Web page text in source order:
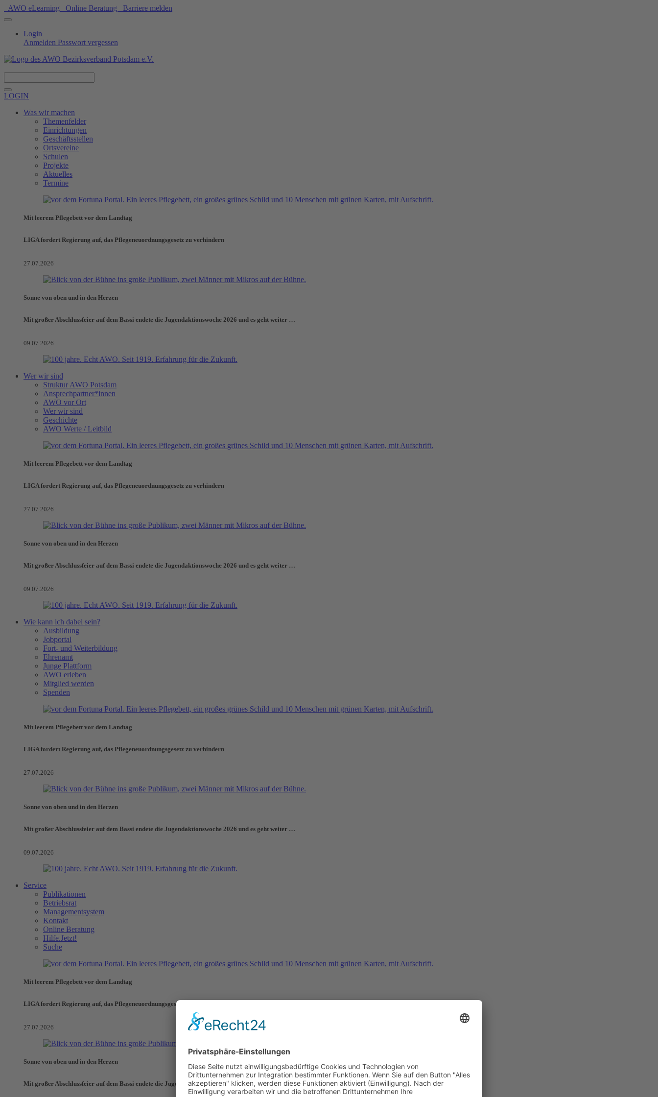
AWO eLearning Online Beratung Barriere melden
Login
Anmelden Passwort vergessen
LOGIN
Was wir machen
Themenfelder
Einrichtungen
Geschäftsstellen
Ortsvereine
Schulen
Projekte
Aktuelles
Termine
Mit leerem Pflegebett vor dem Landtag
LIGA fordert Regierung auf, das Pflegeneuordnungsgesetz zu verhindern
27.07.2026
Sonne von oben und in den Herzen
Mit großer Abschlussfeier auf dem Bassi endete die Jugendaktionswoche 2026 und es geht weiter …
09.07.2026
Wer wir sind
Struktur AWO Potsdam
Ansprechpartner*innen
AWO vor Ort
Wer wir sind
Geschichte
AWO Werte / Leitbild
Mit leerem Pflegebett vor dem Landtag
LIGA fordert Regierung auf, das Pflegeneuordnungsgesetz zu verhindern
27.07.2026
Sonne von oben und in den Herzen
Mit großer Abschlussfeier auf dem Bassi endete die Jugendaktionswoche 2026 und es geht weiter …
09.07.2026
Wie kann ich dabei sein?
Ausbildung
Jobportal
Fort- und Weiterbildung
Ehrenamt
Junge Plattform
AWO erleben
Mitglied werden
Spenden
Mit leerem Pflegebett vor dem Landtag
LIGA fordert Regierung auf, das Pflegeneuordnungsgesetz zu verhindern
27.07.2026
Sonne von oben und in den Herzen
Mit großer Abschlussfeier auf dem Bassi endete die Jugendaktionswoche 2026 und es geht weiter …
09.07.2026
Service
Publikationen
Betriebsrat
Managementsystem
Kontakt
Online Beratung
Hilfe.Jetzt!
Suche
Mit leerem Pflegebett vor dem Landtag
LIGA fordert Regierung auf, das Pflegeneuordnungsgesetz zu verhindern
27.07.2026
Sonne von oben und in den Herzen
Mit großer Abschlussfeier auf dem Bassi endete die Jugendaktionswoche 2026 und es geht weiter …